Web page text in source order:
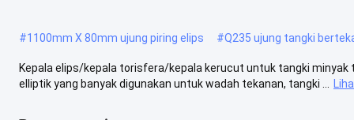
#1100mm X 80mm ujung piring elips #Q235 ujung tangki
Kepala elips/kepala torisfera/kepala kerucut untuk tangki minyak
elliptik yang banyak digunakan untuk wadah tekanan, tangki ...